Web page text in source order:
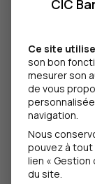
impacts
durée .
Au-delà de
notre
se traduit à
partage qui
céder les
organisme
fondation.
CIC
Ce site
son bon
mesurer son
de vous
navigation.
Nous
pouvez à tout
lien «
du site.